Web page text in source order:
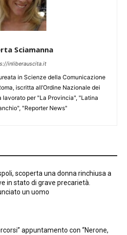
Sciamanna
inliberauscita.it
in Scienze della Comunicazione
iscritta all’Ordine Nazionale dei
lavorato per "La Provincia", "Latina
"Reporter News"
scoperta una donna rinchiusa a
in stato di grave precarietà.
un uomo
appuntamento con “Nerone,